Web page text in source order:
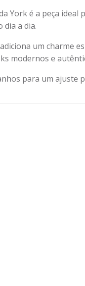
York é a peça
dia a dia.
um charme
modernos e
para um ajuste